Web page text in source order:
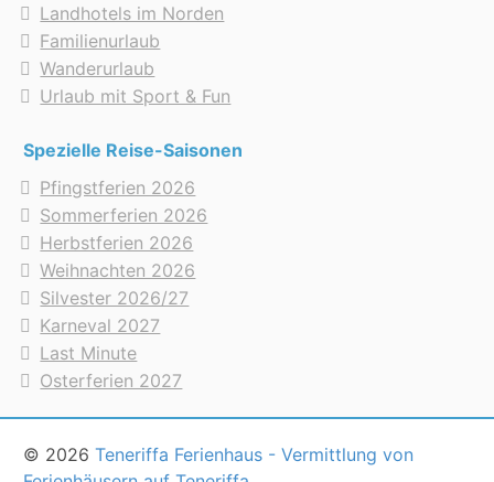
Landhotels im Norden
Familienurlaub
Wanderurlaub
Urlaub mit Sport & Fun
Spezielle Reise-Saisonen
Pfingstferien 2026
Sommerferien 2026
Herbstferien 2026
Weihnachten 2026
Silvester 2026/27
Karneval 2027
Last Minute
Osterferien 2027
© 2026Teneriffa Ferienhaus - Vermittlung von